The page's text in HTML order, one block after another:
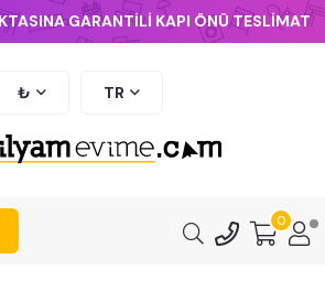
GARANTİLİ KAPI ÖNÜ TESLİMAT
₺ TR
0